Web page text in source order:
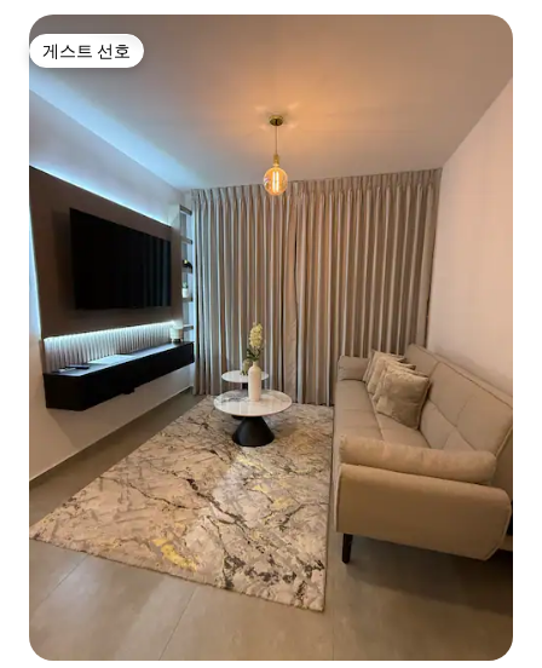
게스트 선호
게스트 선호